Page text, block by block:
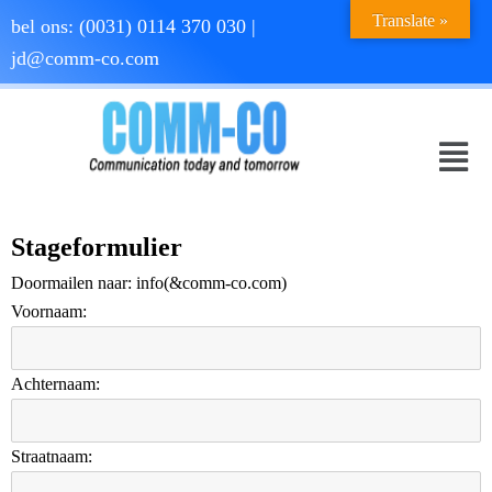
bel ons: (0031) 0114 370 030 |
jd@comm-co.com
Stageformulier
Doormailen naar: info(&comm-co.com)
Voornaam:
Achternaam:
Straatnaam:
Translate »